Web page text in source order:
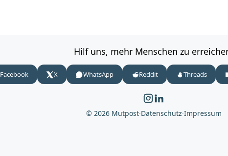
Hilf uns, mehr Menschen zu
Facebook X WhatsApp Reddit Threads
© 2026 Mutpost·Datenschutz·Impressum